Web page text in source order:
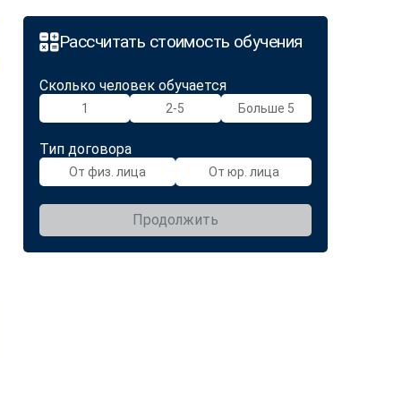
Рассчитать стоимость обучения
Сколько человек обучается
1 2-5 Больше 5
Тип договора
От физ. лица От юр. лица
Продолжить